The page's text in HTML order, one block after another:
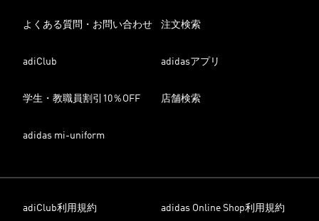
よくある質問・お問い合わせ 注文検索
adiClub adidasアプリ
学生・教職員割引10％OFF 店舗検索
adidas mi-uniform
adiClub利用規約 adidas Online Shop利用規約